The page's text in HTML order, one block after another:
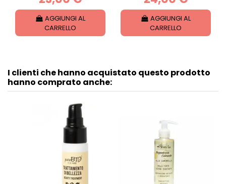
AGGIUNGI AL
CARRELLO
AGGIUNGI AL
CARRELLO
I clienti che hanno acquistato questo prodotto
hanno comprato anche: